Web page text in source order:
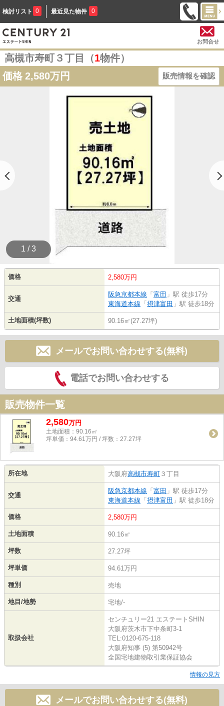
検討リスト 0 最近見た物件 0
お問合せ
高槻市寿町３丁目（1物件）
価格 2,580万円 販売情報を確認
1 / 3
価格 2,580万円
交通
阪急京都本線 「 富田 」駅 徒歩17分
東海道本線 「 摂津富田 」駅 徒歩18分
土地面積(坪数) 90.16㎡(27.27坪)
メールでお問い合わせする(無料)
電話でお問い合わせする
販売物件一覧
2,580万円
土地面積：90.16㎡
坪単価：94.61万円 / 坪数：27.27坪
所在地 大阪府高槻市寿町 ３丁目
交通
阪急京都本線 「 富田 」駅 徒歩17分
東海道本線 「 摂津富田 」駅 徒歩18分
価格 2,580万円
土地面積 90.16㎡
坪数 27.27坪
坪単価 94.61万円
種別 売地
地目/地勢 宅地/-
取扱会社
センチュリー21 エステートSHIN
大阪府茨木市下中条町3-1
TEL:0120-675-118
大阪府知事 (5) 第50942号
全国宅地建物取引業保証協会
情報の見方
メールでお問い合わせする(無料)